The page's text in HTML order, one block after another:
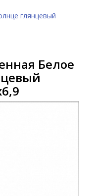
глянцевый
Белое